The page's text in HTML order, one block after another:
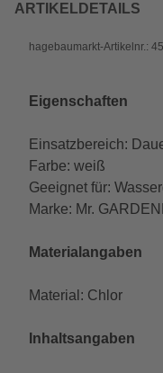
ARTIKELDETAILS
hagebaumarkt-Artikelnr.:
Eigenschaften
Einsatzbereich:
Farbe: weiß
Geeignet für:
Marke: Mr.
Materialangaben
Material: Chlor
Inhaltsangaben